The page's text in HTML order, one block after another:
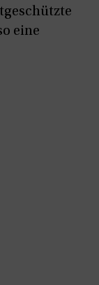
eine